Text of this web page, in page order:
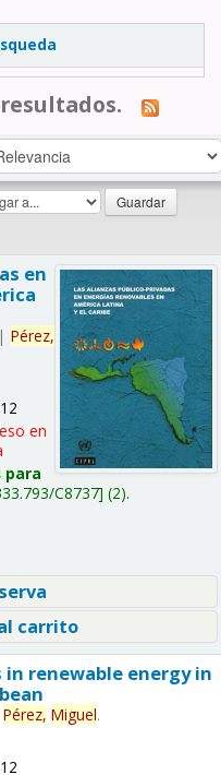
en
| Pérez,
en
para
C8737 (2).
carrito
renewable energy in
Pérez, Miguel.